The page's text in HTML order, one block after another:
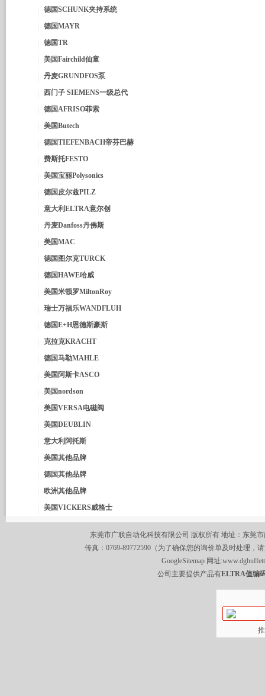
德国SCHUNK夹持系统
德国MAYR
德国TR
美国Fairchild仙童
丹麦GRUNDFOS泵
西门子 SIEMENS一级总代
德国AFRISO菲索
美国Butech
德国TIEFENBACH帝芬巴赫
费斯托FESTO
美国宝丽Polysonics
德国皮尔兹PILZ
意大利ELTRA意尔创
丹麦Danfoss丹佛斯
美国MAC
德国图尔克TURCK
德国HAWE哈威
美国米顿罗MiltonRoy
瑞士万福乐WANDFLUH
德国E+H恩德斯豪斯
克拉克KRACHT
德国马勒MAHLE
美国阿斯卡ASCO
美国nordson
美国VERSA电磁阀
美国DEUBLIN
意大利阿托斯
美国其他品牌
德国其他品牌
欧洲其他品牌
美国VICKERS威格士
东莞市广联自动化科技有限公司 版权所有 地址：东莞
传真：0769-89772590（为了确保您的询价单及时处理，
GoogleSitemap 网址:
公司主要提供产品有ELTRA值编